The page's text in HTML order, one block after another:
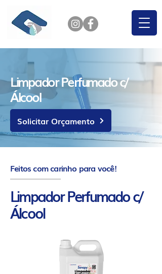
Limpador Perfumado c/
Álcool
Solicitar Orçamento
Feitos com carinho para você!
Limpador Perfumado c/
Álcool